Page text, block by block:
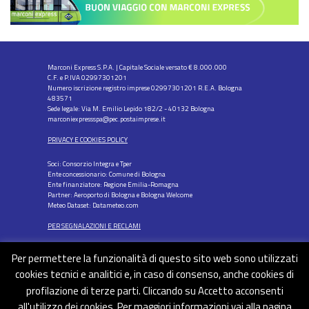
Marconi Express S.P.A. | Capitale Sociale versato € 8.000.000
C.F. e P.IVA 02997301201
Numero iscrizione registro imprese 02997301201 R.E.A. Bologna
483571
Sede legale: Via M. Emilio Lepido 182/2 - 40132 Bologna
marconiexpressspa@pec.postaimprese.it
PRIVACY E COOKIES POLICY
FOLLOW US
Soci: Consorzio Integra e Tper
Ente concessionario: Comune di Bologna
Ente finanziatore: Regione Emilia-Romagna
Partner: Aeroporto di Bologna e Bologna Welcome
Meteo Dataset: Datameteo.com
PER SEGNALAZIONI E RECLAMI
Per permettere la funzionalità di questo sito web sono utilizzati
cookies tecnici e analitici e, in caso di consenso, anche cookies di
profilazione di terze parti. Cliccando su Accetto acconsenti